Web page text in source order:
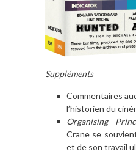
Suppléments
Commentaires
l’historien du
Organising
Crane se
et de son travail